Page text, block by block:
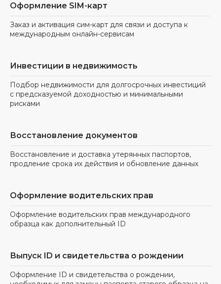
Оформление SIM-карт
Заказ и активация сим-карт для связи и доступа к
международным онлайн-сервисам
Инвестиции в недвижимость
Подбор недвижимости для долгосрочных инвестиций
с предсказуемой доходностью и минимальными
рисками
Восстановление документов
Восстановление и доставка утерянных паспортов,
продление срока их действия и обновление данных
Оформление водительских прав
Оформление водительских прав международного
образца как дополнительный ID
Выпуск ID и свидетельства о рождении
Оформление ID и свидетельства о рождении,